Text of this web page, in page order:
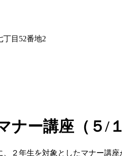
丁目52番地2
ー講座（５/１
、２年生を対象としたマナー講